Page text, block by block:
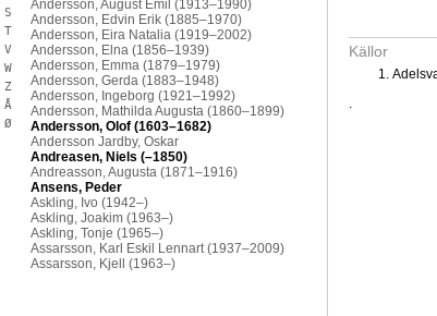
S
T
V
W
Z
Å
Ø
Källor
.